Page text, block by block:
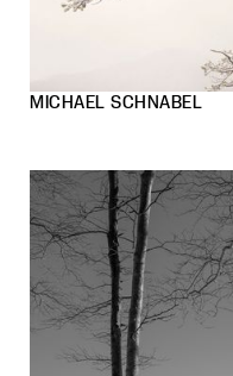
MICHAEL SCHNABEL